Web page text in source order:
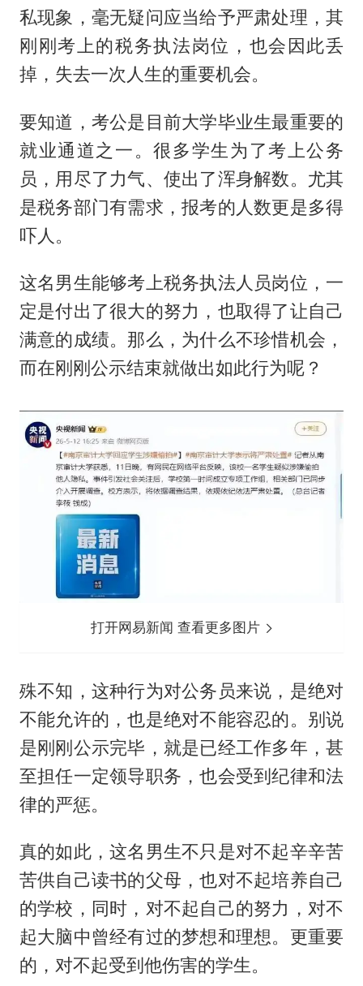
私现象，毫无疑问应当给予严肃处理，其
刚刚考上的税务执法岗位，也会因此丢
掉，失去一次人生的重要机会。
要知道，考公是目前大学毕业生最重要的
就业通道之一。很多学生为了考上公务
员，用尽了力气、使出了浑身解数。尤其
是税务部门有需求，报考的人数更是多得
吓人。
这名男生能够考上税务执法人员岗位，一
定是付出了很大的努力，也取得了让自己
满意的成绩。那么，为什么不珍惜机会，
而在刚刚公示结束就做出如此行为呢？
打开网易新闻 查看更多图片
殊不知，这种行为对公务员来说，是绝对
不能允许的，也是绝对不能容忍的。别说
是刚刚公示完毕，就是已经工作多年，甚
至担任一定领导职务，也会受到纪律和法
律的严惩。
真的如此，这名男生不只是对不起辛辛苦
苦供自己读书的父母，也对不起培养自己
的学校，同时，对不起自己的努力，对不
起大脑中曾经有过的梦想和理想。更重要
的，对不起受到他伤害的学生。